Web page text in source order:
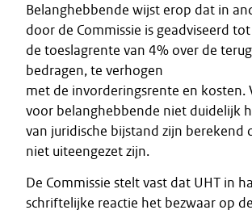
Belanghebbende wijst erop dat in
door de Commissie is geadviseerd
de toeslagrente van 4% over de
bedragen, te verhogen
met de invorderingsrente en kosten.
voor belanghebbende niet duidelijk
van juridische bijstand zijn berekend
niet uiteengezet zijn.
De Commissie stelt vast dat UHT in
schriftelijke reactie het bezwaar op